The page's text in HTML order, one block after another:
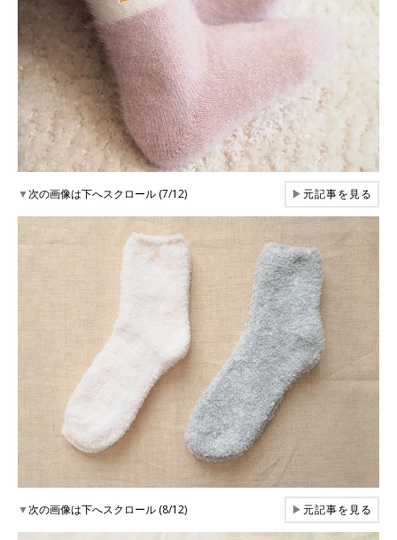
▼次の画像は下へスクロール (7/12) ▶元記事を見る
▼次の画像は下へスクロール (8/12) ▶元記事を見る